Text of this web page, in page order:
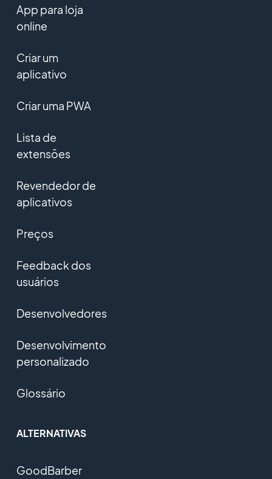
App para loja
online
Criar um
aplicativo
Criar uma PWA
Lista de
extensões
Revendedor de
aplicativos
Preços
Feedback dos
usuários
Desenvolvedores
Desenvolvimento
personalizado
Glossário
ALTERNATIVAS
GoodBarber